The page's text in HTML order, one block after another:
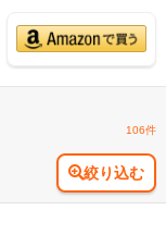
106件
絞り込む